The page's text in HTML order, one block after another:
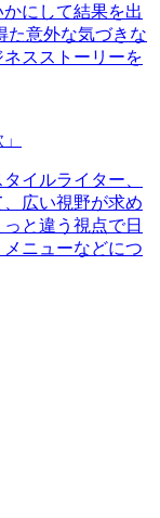
にして結果を出
た意外な気づきな
スストーリーを
イルライター、
広い視野が求め
と違う視点で日
ニューなどにつ